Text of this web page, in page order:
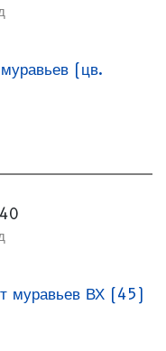
(цв.
муравьев ВХ (45)